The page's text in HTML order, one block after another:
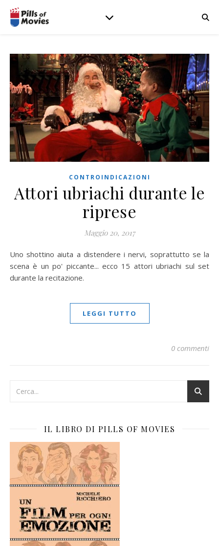
CONTROINDICAZIONI
Attori ubriachi durante le
riprese
Maggio 20, 2017
Uno shottino aiuta a distendere i nervi, soprattutto se la
scena è un po' piccante... ecco 15 attori ubriachi sul set
durante la recitazione.
LEGGI TUTTO
0 commenti
IL LIBRO DI PILLS OF MOVIES